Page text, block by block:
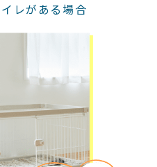
レがある場合